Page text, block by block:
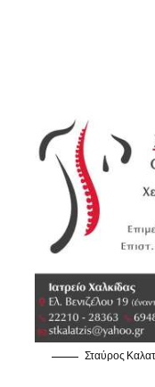
Σταύρος